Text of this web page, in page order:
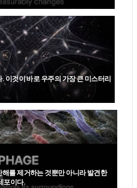
이것이 바로 우주의 가장 큰 미스터리
를 제거하는 것뿐만 아니라 발견한
포이다.